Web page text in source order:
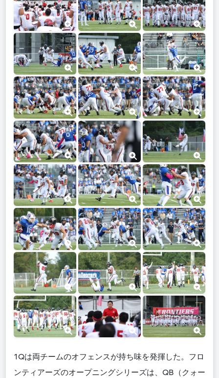
1Qは両チームのオフェンスが持ち味を発揮した。フロ
ンティアーズのオープニングシリーズは、QB（クォー